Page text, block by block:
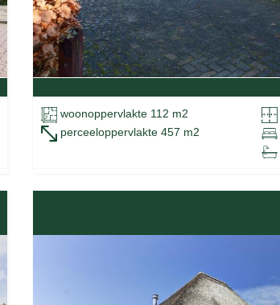
woonoppervlakte 112 m2
perceeloppervlakte 457 m2